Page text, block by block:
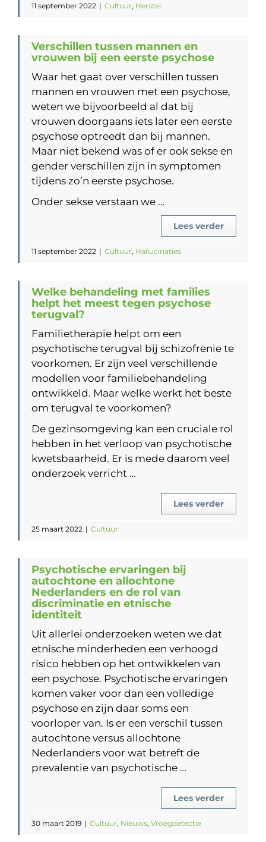
11 september 2022 | Cultuur, Herstel
Verschillen tussen mannen en
vrouwen bij een eerste psychose
Waar het gaat over verschillen tussen
mannen en vrouwen met een psychose,
weten we bijvoorbeeld al dat bij
vrouwen doorgaans iets later een eerste
psychose optreedt dan bij mannen.
Maar niet bekend was of er ook sekse en
gender verschillen zijn in symptomen
tijdens zo’n eerste psychose.
Onder sekse verstaan we …
Lees verder
11 september 2022 | Cultuur, Hallucinaties
Welke behandeling met families
helpt het meest tegen psychose
terugval?
Familietherapie helpt om een
psychotische terugval bij schizofrenie te
voorkomen. Er zijn veel verschillende
modellen voor familiebehandeling
ontwikkeld. Maar welke werkt het beste
om terugval te voorkomen?
De gezinsomgeving kan een cruciale rol
hebben in het verloop van psychotische
kwetsbaarheid. Er is mede daarom veel
onderzoek verricht …
Lees verder
25 maart 2022 | Cultuur
Psychotische ervaringen bij
autochtone en allochtone
Nederlanders en de rol van
discriminatie en etnische
identiteit
Uit allerlei onderzoeken weten we dat
etnische minderheden een verhoogd
risico hebben op het ontwikkelen van
een psychose. Psychotische ervaringen
komen vaker voor dan een volledige
psychose en zijn daar soms een
voorloper van. Is er een verschil tussen
autochtone versus allochtone
Nederlanders voor wat betreft de
prevalentie van psychotische …
Lees verder
30 maart 2019 | Cultuur, Nieuws, Vroegdetectie